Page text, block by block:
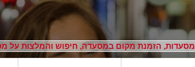
מסעדות, הזמנת מקום במסעדה, חיפוש והמלצות על